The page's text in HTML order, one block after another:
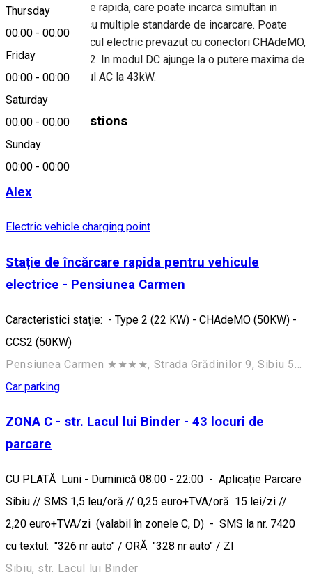
Thursday
00:00 - 00:00
Friday
00:00 - 00:00
Saturday
00:00 - 00:00
Sunday
00:00 - 00:00
Statie de incarcare rapida, care poate incarca simultan in
modul AC si DC, cu multiple standarde de incarcare. Poate
incarca orice vehicul electric prevazut cu conectori CHAdeMO,
CCS sau AC Type2. In modul DC ajunge la o putere maxima de
50 kW, iar in modul AC la 43kW.
Similar Suggestions
Alex
Electric vehicle charging point
Stație de încărcare rapida pentru vehicule
electrice - Pensiunea Carmen
Caracteristici stație: - Type 2 (22 KW) - CHAdeMO (50KW) -
CCS2 (50KW)
Car parking
ZONA C - str. Lacul lui Binder - 43 locuri de
parcare
CU PLATĂ Luni - Duminică 08.00 - 22:00 - Aplicație Parcare
Sibiu // SMS 1,5 leu/oră // 0,25 euro+TVA/oră 15 lei/zi //
2,20 euro+TVA/zi (valabil în zonele C, D) - SMS la nr. 7420
cu textul: "326 nr auto" / ORĂ "328 nr auto" / ZI
Sibiu, str. Lacul lui Binder